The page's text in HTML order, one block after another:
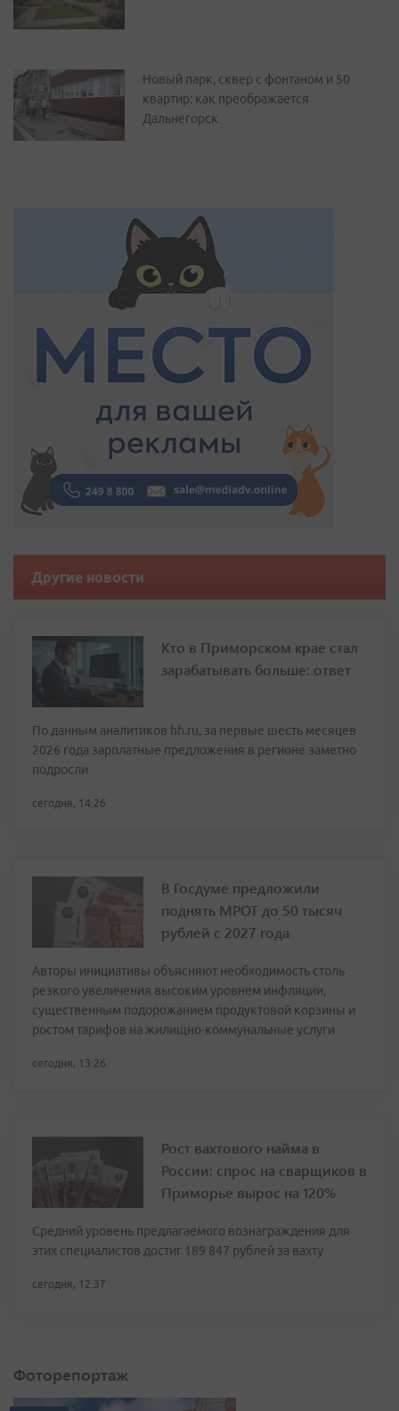
Новый парк, сквер с фонтаном и 50
квартир: как преображается
Дальнегорск
Другие новости
Кто в Приморском крае стал
зарабатывать больше: ответ
По данным аналитиков hh.ru, за первые шесть месяцев
2026 года зарплатные предложения в регионе заметно
подросли
сегодня, 14:26
В Госдуме предложили
поднять МРОТ до 50 тысяч
рублей с 2027 года
Авторы инициативы объясняют необходимость столь
резкого увеличения высоким уровнем инфляции,
существенным подорожанием продуктовой корзины и
ростом тарифов на жилищно-коммунальные услуги
сегодня, 13:26
Рост вахтового найма в
России: спрос на сварщиков в
Приморье вырос на 120%
Средний уровень предлагаемого вознаграждения для
этих специалистов достиг 189 847 рублей за вахту
сегодня, 12:37
Фоторепортаж